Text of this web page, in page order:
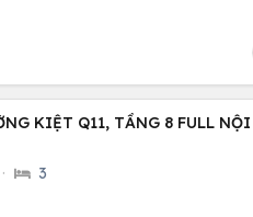
KIỆT Q11, TẦNG 8 FULL NỘI
· 3